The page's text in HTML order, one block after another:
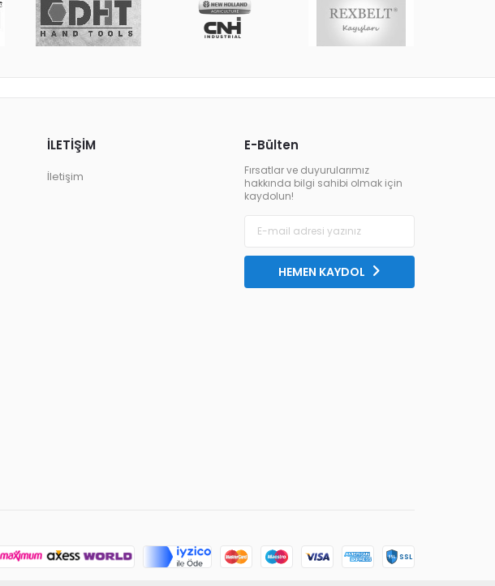
E-Bülten
Fırsatlar ve duyurularımız
hakkında bilgi sahibi olmak için
kaydolun!
HEMEN KAYDOL
İLETİŞİM
İletişim